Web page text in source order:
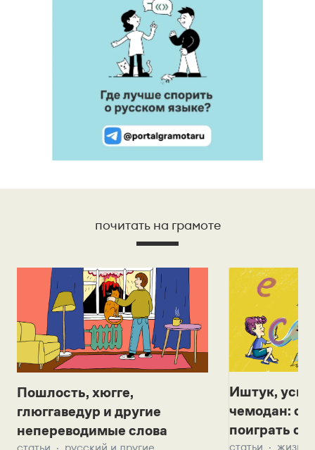
почитать на грамоте
Пошлость, хюгге,
глюггаведур и другие
непереводимые слова
статьи русский и другие
Иштук,
чемодан:
поиграть с
статьи жизнь